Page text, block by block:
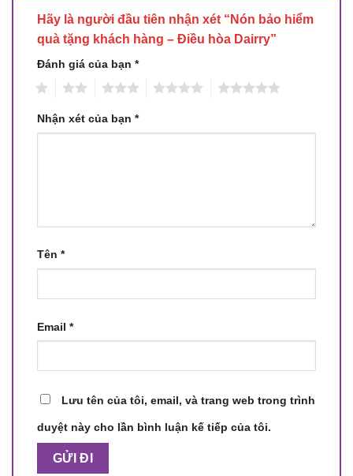
Hãy là người đầu tiên nhận xét “Nón bảo hiểm
quà tặng khách hàng – Điều hòa Dairry”
Đánh giá của bạn *
Nhận xét của bạn *
Tên *
Email *
Lưu tên của tôi, email, và trang web trong trình
duyệt này cho lần bình luận kế tiếp của tôi.